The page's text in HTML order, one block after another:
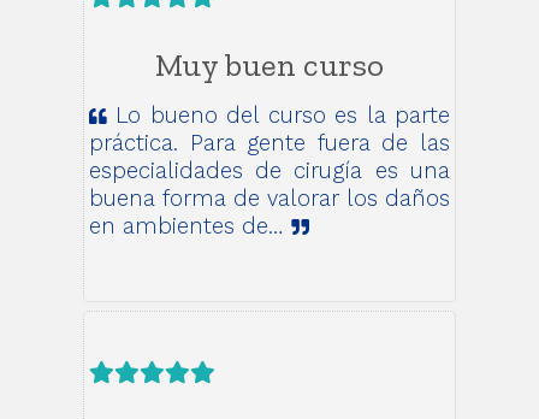
Muy buen curso
Lo bueno del curso es la parte
práctica. Para gente fuera de las
especialidades de cirugía es una
buena forma de valorar los daños
en ambientes de…